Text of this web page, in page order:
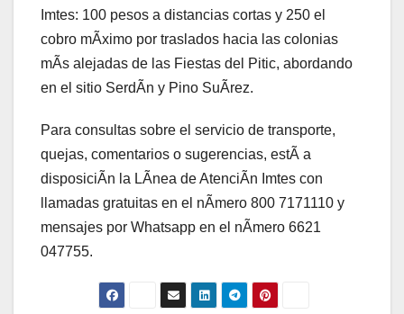
Imtes: 100 pesos a distancias cortas y 250 el
cobro mÃximo por traslados hacia las colonias
mÃs alejadas de las Fiestas del Pitic, abordando
en el sitio SerdÃn y Pino SuÃrez.
Para consultas sobre el servicio de transporte,
quejas, comentarios o sugerencias, estÃ a
disposiciÃn la LÃnea de AtenciÃn Imtes con
llamadas gratuitas en el nÃmero 800 7171110 y
mensajes por Whatsapp en el nÃmero 6621
047755.